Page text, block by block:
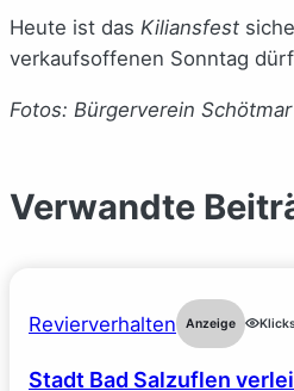
Heute ist das Kiliansfest
verkaufsoffenen Sonntag
Fotos: Bürgerverein Schötmar
Verwandte
Revierverhalten Anzeige
Stadt Bad Salzuflen